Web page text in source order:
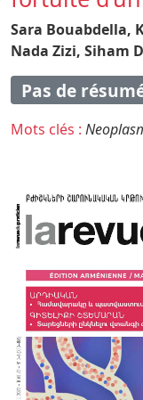
Sara Bouabdella,
Nada Zizi, Siham
Pas de
Mots clés :